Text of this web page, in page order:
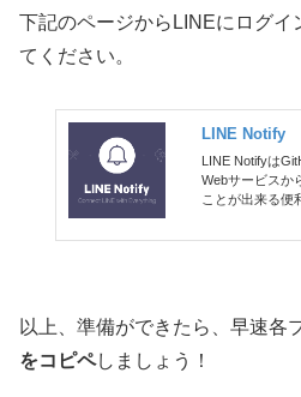
下記のページからLINEにログイ
てください。
LINE Notify
LINE Notifyは
Webサービスか
ことが出来る便
以上、準備ができたら、早速各
をコピペしましょう！